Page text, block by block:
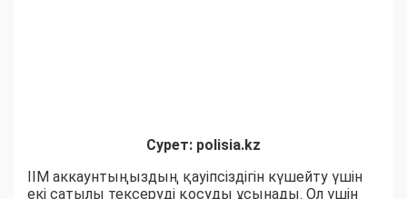
Сурет: polisia.kz
ІІМ аккаунтыңыздың қауіпсіздігін күшейту үшін
екі сатылы тексеруді қосуды ұсынады. Ол үшін